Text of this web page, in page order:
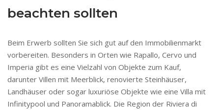
beachten sollten
Beim Erwerb sollten Sie sich gut auf den Immobilienmarkt
vorbereiten. Besonders in Orten wie Rapallo, Cervo und
Imperia gibt es eine Vielzahl von Objekte zum Kauf,
darunter Villen mit Meerblick, renovierte Steinhäuser,
Landhäuser oder sogar luxuriöse Objekte wie eine Villa mit
Infinitypool und Panoramablick. Die Region der Riviera di